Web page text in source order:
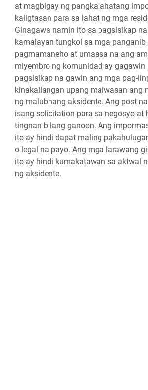
at magbigay ng pangkalahatang
kaligtasan para sa lahat ng mga
Ginagawa namin ito sa pagsisikap
kamalayan tungkol sa mga panganib
pagmamaneho at umaasa na ang
miyembro ng komunidad ay gagawin
pagsisikap na gawin ang mga pag-
kinakailangan upang maiwasan ang
ng malubhang aksidente. Ang post
isang solicitation para sa negosyo at
tingnan bilang ganoon. Ang
ito ay hindi dapat maling
o legal na payo. Ang mga larawang
ito ay hindi kumakatawan sa aktwal
ng aksidente.